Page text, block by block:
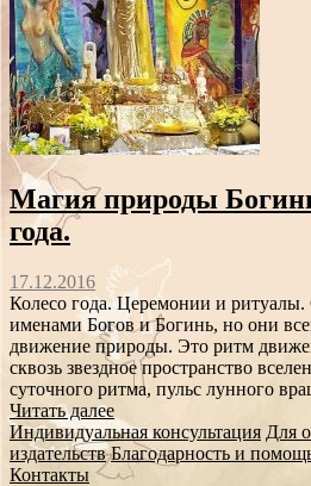
Магия природы
года.
17.12.2016
Колесо года. Церемонии и ритуалы.
именами Богов и Богинь, но они
движение природы. Это ритм
сквозь звездное пространство
суточного ритма, пульс лунного
Читать далее
Индивидуальная консультация Для
издательств Благодарность и
Контакты